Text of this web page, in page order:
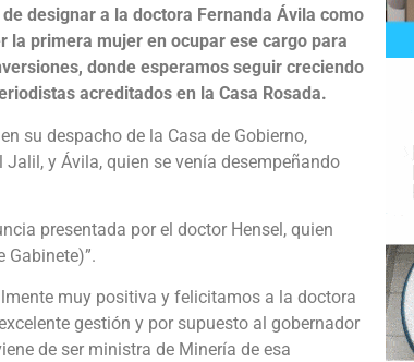
designar a la doctora Fernanda Ávila como
la primera mujer en ocupar ese cargo para
donde esperamos seguir creciendo
acreditados en la Casa Rosada.
su despacho de la Casa de Gobierno,
y Ávila, quien se venía desempeñando
presentada por el doctor Hensel, quien
muy positiva y felicitamos a la doctora
gestión y por supuesto al gobernador
de ser ministra de Minería de esa